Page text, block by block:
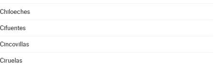
Chiloeches
Cifuentes
Cincovillas
Ciruelas